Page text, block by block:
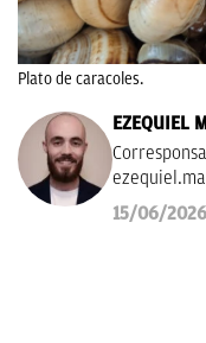
Plato de caracoles.
EZEQUIEL
15/06/